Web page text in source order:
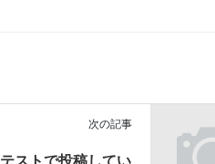
次の記事
テストで投稿してい